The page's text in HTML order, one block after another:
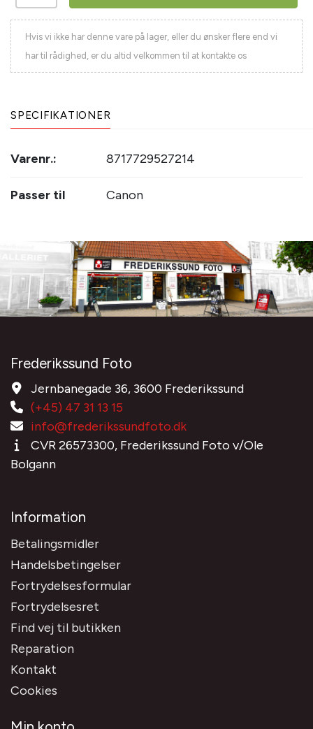
Hvis vi ikke har denne vare på lager, eller du ønsker flere end vi
har til rådighed, er du altid velkommen til at kontakte os
SPECIFIKATIONER
Varenr.: 8717729527214
Passer til Canon
Frederikssund Foto
Jernbanegade 36, 3600 Frederikssund
(+45) 47 31 13 15
info@frederikssundfoto.dk
CVR 26573300, Frederikssund Foto v/Ole
Bolgann
Information
Betalingsmidler
Handelsbetingelser
Fortrydelsesformular
Fortrydelsesret
Find vej til butikken
Reparation
Kontakt
Cookies